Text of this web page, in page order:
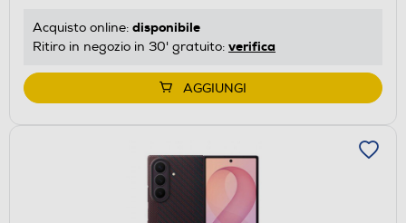
Acquisto online: disponibile
Ritiro in negozio in 30' gratuito: verifica
AGGIUNGI